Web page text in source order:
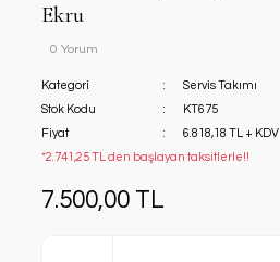
Ekru
0 Yorum
Kategori
Servis Takımı
Stok Kodu
KT675
Fiyat
6.818,18 TL + KDV
*2.741,25 TL den başlayan taksitlerle!!
7.500,00 TL